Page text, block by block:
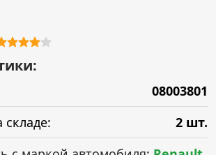
08003801
складе:
2 шт.